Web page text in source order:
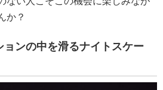
か？
ョンの中を滑るナイトスケー